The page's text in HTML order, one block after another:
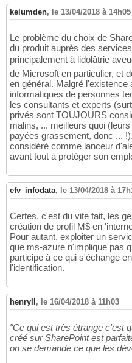
kelumden, le 13/04/2018 à 14h05
Le problème du choix de
du produit auprès des
principalement à lidolâtrie
de Microsoft en particulier, et
en général. Malgré
informatiques de personnes
les consultants et experts
privés sont TOUJOURS
malins, ... meilleurs quoi
payées grassement, donc ...
considéré comme lanceur
avant tout à protéger son
efv_infodata, le 13/04/2018 à
Certes, c'est du vite fait, les
création de profil M$ en
Pour autant, exploiter un
que ms-azure n'implique pas
participe à ce qui s'échange
l'identification.
henryII , le 16/04/2018 à 11h03
"Ce qui est très étrange c'est
créé sur SharePoint est
on se demande ce que les